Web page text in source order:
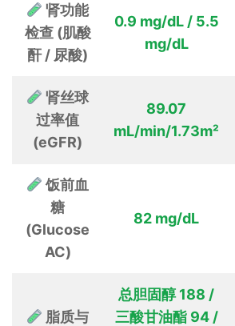
肾功能
检查 (肌酸
酐 / 尿酸)
0.9 mg/dL / 5.5
mg/dL
肾丝球
过率值
(eGFR)
89.07
mL/min/1.73m²
饭前血
糖
(Glucose
AC)
82 mg/dL
脂质与
总胆固醇 188 /
三酸甘油酯 94 /